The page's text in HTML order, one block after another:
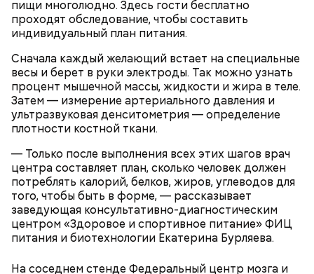
пищи многолюдно. Здесь гости бесплатно
проходят обследование, чтобы составить
индивидуальный план питания.
Сначала каждый желающий встает на специальные
весы и берет в руки электроды. Так можно узнать
процент мышечной массы, жидкости и жира в теле.
Затем — измерение артериального давления и
ультразвуковая денситометрия — определение
плотности костной ткани.
— Только после выполнения всех этих шагов врач
центра составляет план, сколько человек должен
потреблять калорий, белков, жиров, углеводов для
того, чтобы быть в форме, — рассказывает
заведующая консультативно-диагностическим
центром «Здоровое и спортивное питание» ФИЦ
питания и биотехнологии Екатерина Бурляева.
На соседнем стенде Федеральный центр мозга и
«Новым рекордам — быть»: как
активность Эль-Ниньо может
отразиться на предстоящем лете
в России
По его словам, молния может распасться, улететь
или просто погаснуть. Однако есть риск, что она
может и взорваться.
— Электричества нет. Но есть электростанция. И
секретарь партийной организации сжалился и
выделил нам цветной телевизор. И мы вечером
смогли посмотреть матч, — вспоминает он.
Помози мне грешному и унылому в настоящем сем
житии, умоли Господа Бога даровати ми
оставление всех моих грехов, елико согреших от
юности моея, во всем житии моем, делом, словом,
помышлением и всеми моими чувствы; и во исходе
души моея помози ми окаянному, умоли Господа
Бога, всея твари Содетеля, избавити мя воздушных
мытарств и вечного мучения: да всегда прославляю
Отца и Сына и Святаго Духа, и твое милостивное
предстательство, ныне и присно и во веки веков.
Аминь.